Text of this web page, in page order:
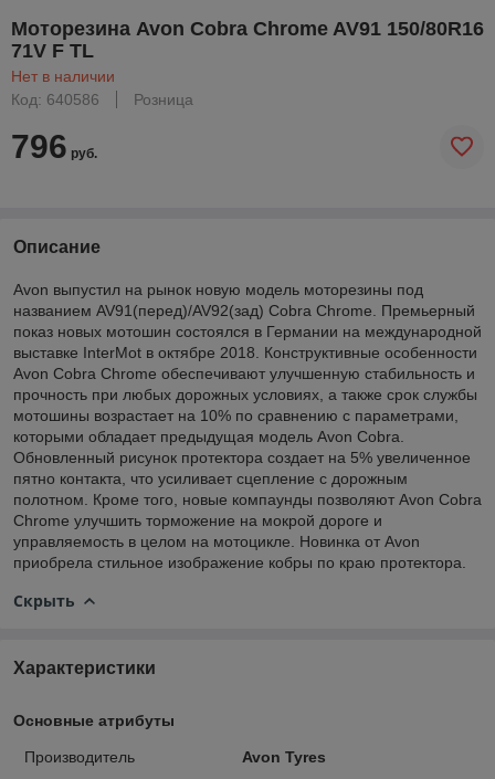
Моторезина Avon Cobra Chrome AV91 150/80R16
71V F TL
Нет в наличии
Код: 640586
Розница
796 руб.
Описание
Avon выпустил на рынок новую модель моторезины под
названием AV91(перед)/AV92(зад) Cobra Chrome. Премьерный
показ новых мотошин состоялся в Германии на международной
выставке InterMot в октябре 2018. Конструктивные особенности
Avon Cobra Chrome обеспечивают улучшенную стабильность и
прочность при любых дорожных условиях, а также срок службы
мотошины возрастает на 10% по сравнению с параметрами,
которыми обладает предыдущая модель Avon Cobra.
Обновленный рисунок протектора создает на 5% увеличенное
пятно контакта, что усиливает сцепление с дорожным
полотном. Кроме того, новые компаунды позволяют Avon Cobra
Chrome улучшить торможение на мокрой дороге и
управляемость в целом на мотоцикле. Новинка от Avon
приобрела стильное изображение кобры по краю протектора.
Скрыть
Характеристики
Основные атрибуты
Производитель
Avon Tyres